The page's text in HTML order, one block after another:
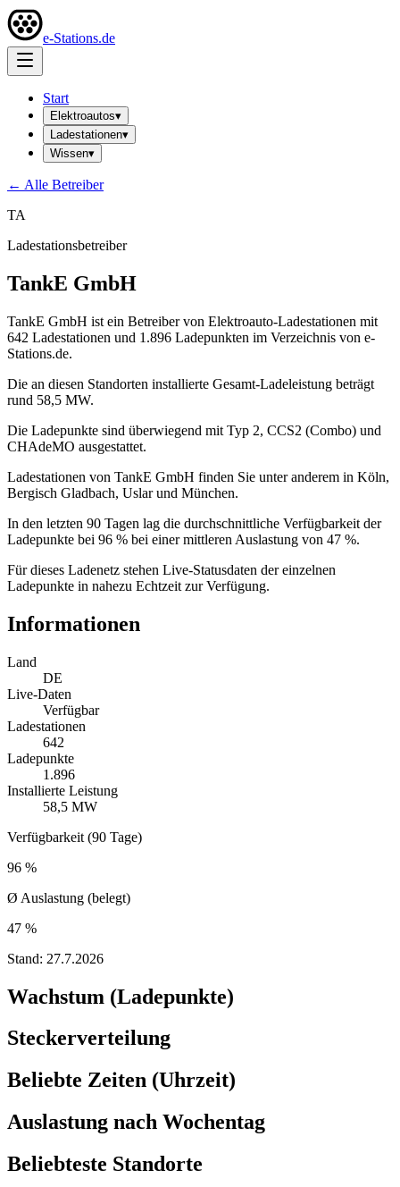
e-Stations.de
Start
Elektroautos▾
Ladestationen▾
Wissen▾
← Alle Betreiber
TA
Ladestationsbetreiber
TankE GmbH
TankE GmbH ist ein Betreiber von Elektroauto-Ladestationen mit
642 Ladestationen und 1.896 Ladepunkten im Verzeichnis von e-
Stations.de.
Die an diesen Standorten installierte Gesamt-Ladeleistung beträgt
rund 58,5 MW.
Die Ladepunkte sind überwiegend mit Typ 2, CCS2 (Combo) und
CHAdeMO ausgestattet.
Ladestationen von TankE GmbH finden Sie unter anderem in Köln,
Bergisch Gladbach, Uslar und München.
In den letzten 90 Tagen lag die durchschnittliche Verfügbarkeit der
Ladepunkte bei 96 % bei einer mittleren Auslastung von 47 %.
Für dieses Ladenetz stehen Live-Statusdaten der einzelnen
Ladepunkte in nahezu Echtzeit zur Verfügung.
Informationen
Land
DE
Live-Daten
Verfügbar
Ladestationen
642
Ladepunkte
1.896
Installierte Leistung
58,5 MW
Verfügbarkeit (90 Tage)
96 %
Ø Auslastung (belegt)
47 %
Stand: 27.7.2026
Wachstum (Ladepunkte)
Steckerverteilung
Beliebte Zeiten (Uhrzeit)
Auslastung nach Wochentag
Beliebteste Standorte